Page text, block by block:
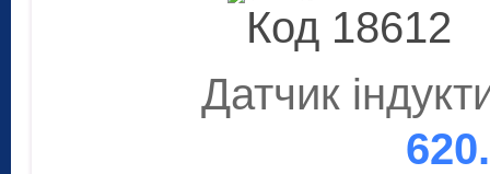
Код 18612
Датчик